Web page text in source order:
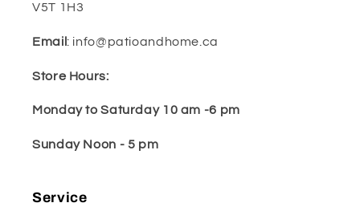
V5T 1H3
Email: info@patioandhome.ca
Store Hours:
Monday to Saturday 10 am -6 pm
Sunday Noon - 5 pm
Service